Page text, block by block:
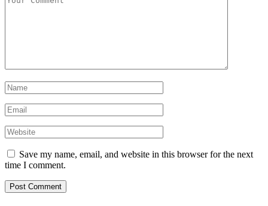
Save my name, email, and website in this browser for the next
time I comment.